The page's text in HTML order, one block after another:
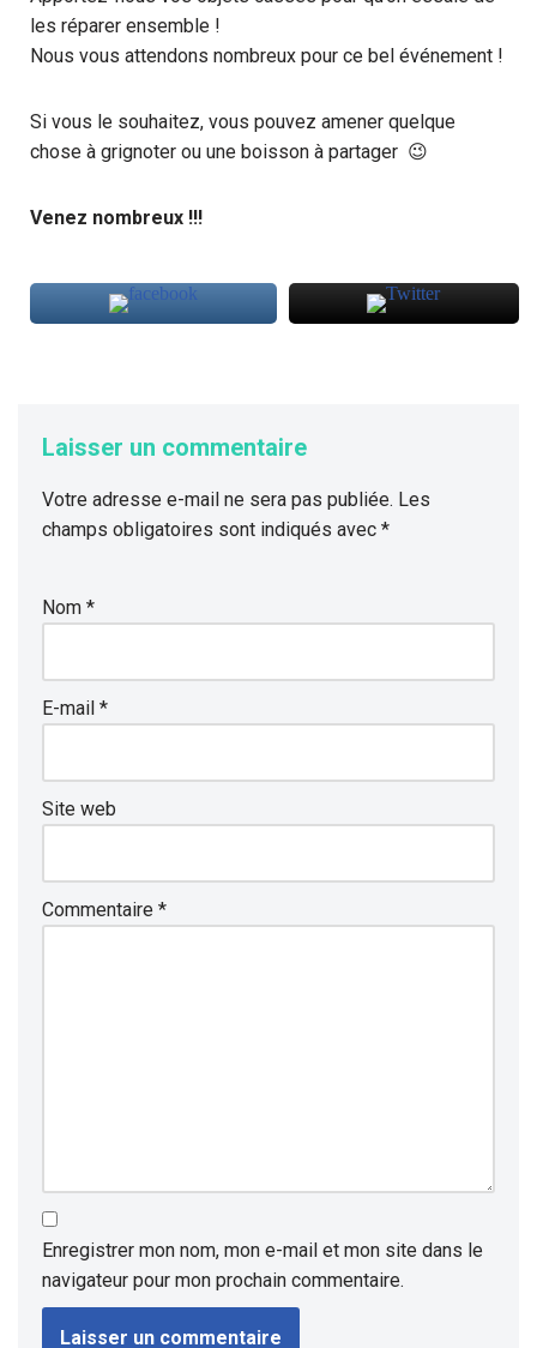
les réparer ensemble !
Nous vous attendons nombreux pour ce bel événement !
Si vous le souhaitez, vous pouvez amener quelque
chose à grignoter ou une boisson à partager 😉
Venez nombreux !!!
Laisser un commentaire
Votre adresse e-mail ne sera pas publiée. Les
champs obligatoires sont indiqués avec *
Nom *
E-mail *
Site web
Commentaire *
Enregistrer mon nom, mon e-mail et mon site dans le
navigateur pour mon prochain commentaire.